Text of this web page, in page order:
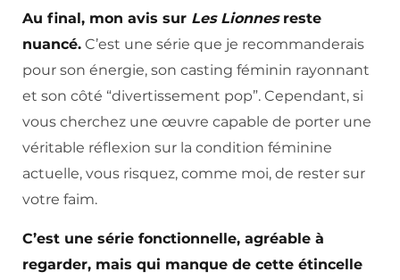
Au final, mon avis sur Les Lionnesreste
nuancé. C’est une série que je recommanderais
pour son énergie, son casting féminin rayonnant
et son côté “divertissement pop”. Cependant, si
vous cherchez une œuvre capable de porter une
véritable réflexion sur la condition féminine
actuelle, vous risquez, comme moi, de rester sur
votre faim.
C’est une série fonctionnelle, agréable à
regarder, mais qui manque de cette étincelle